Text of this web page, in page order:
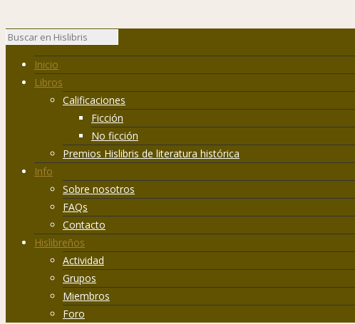
Inicio
Libros
Calificaciones
Ficción
No ficción
Premios Hislibris de literatura histórica
Info
Sobre nosotros
FAQs
Contacto
Hislibreños
Actividad
Grupos
Miembros
Foro